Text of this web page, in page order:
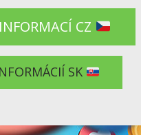
CZ
SK